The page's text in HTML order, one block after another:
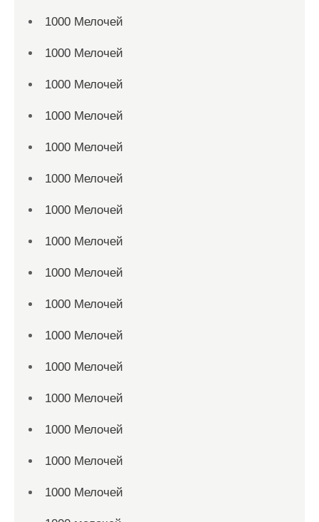
1000 Мелочей
1000 Мелочей
1000 Мелочей
1000 Мелочей
1000 Мелочей
1000 Мелочей
1000 Мелочей
1000 Мелочей
1000 Мелочей
1000 Мелочей
1000 Мелочей
1000 Мелочей
1000 Мелочей
1000 Мелочей
1000 Мелочей
1000 Мелочей